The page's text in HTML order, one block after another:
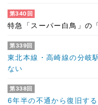
第340回
特急「スーパー白鳥」
第339回
東北本線・高崎線の分岐
ない
第338回
6年半の不通から復旧す